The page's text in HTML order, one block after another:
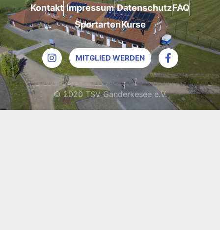
Kontakt Impressum DatenschutzFAQ
SportartenKurse
MITGLIED WERDEN
© 2020 TSV Ganderkesee e.V.